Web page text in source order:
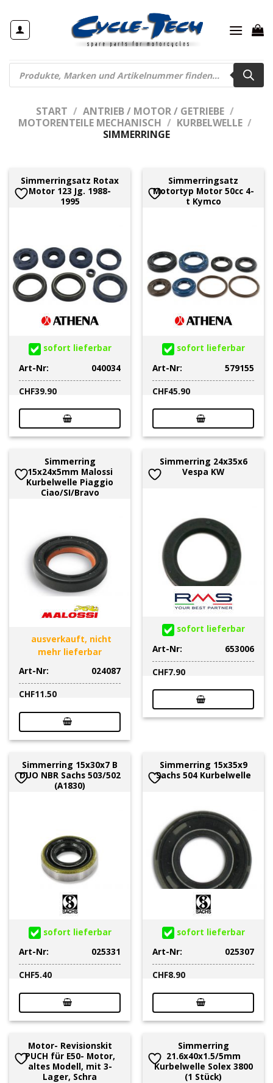
Inhalt
springen
Products
search
START / ANTRIEB / MOTOR / GETRIEBE /
MOTORENTEILE MECHANISCH / KURBELWELLE /
SIMMERRINGE
Simmerringsatz Rotax
Motor 123 Jg. 1988-
1995
sofort lieferbar
Art-Nr:
040034
CHF39.90
Simmerringsatz
Motortyp Motor 50cc 4-
t Kymco
sofort lieferbar
Art-Nr:
579155
CHF45.90
Simmerring
15x24x5mm Malossi
Kurbelwelle Piaggio
Ciao/SI/Bravo
ausverkauft, nicht
mehr lieferbar
Art-Nr:
024087
CHF11.50
Simmerring 24x35x6
Vespa KW
sofort lieferbar
Art-Nr:
653006
CHF7.90
Simmerring 15x30x7 B
DUO NBR Sachs 503/502
(A1830)
sofort lieferbar
Art-Nr:
025331
CHF5.40
Simmerring 15x35x9
Sachs 504 Kurbelwelle
sofort lieferbar
Art-Nr:
025307
CHF8.90
Motor- Revisionskit
PUCH für E50- Motor,
altes Modell, mit 3-
Lager, Schra
Simmerring
21.6x40x1.5/5mm
Kurbelwelle Solex 3800
(1 Stück)